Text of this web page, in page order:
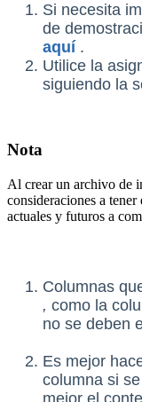
Si necesita
de
aquí.
Utilice la
siguiendo la
Nota
Al crear un archivo de
consideraciones a
actuales y futuros a
Columnas
, como la
no se deben
Es mejor
columna si
mejor el